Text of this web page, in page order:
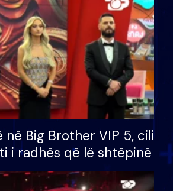
Big Brother VIP 5, cili
i radhës që lë shtëpinë